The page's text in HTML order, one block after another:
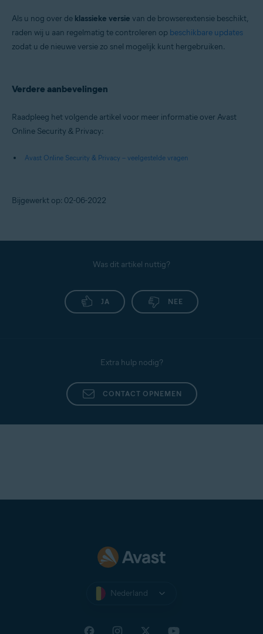
Als u nog over de klassieke versie van de browserextensie beschikt,
raden wij u aan regelmatig te controleren op beschikbare updates
zodat u de nieuwe versie zo snel mogelijk kunt hergebruiken.
Verdere aanbevelingen
Raadpleeg het volgende artikel voor meer informatie over Avast
Online Security & Privacy:
Avast Online Security & Privacy – veelgestelde vragen
Bijgewerkt op: 02-06-2022
Was dit artikel nuttig?
JA NEE
Extra hulp nodig?
CONTACT OPNEMEN
Nederland